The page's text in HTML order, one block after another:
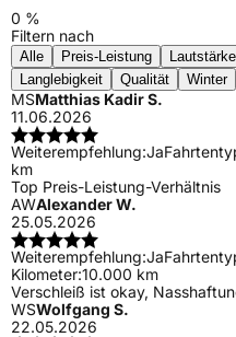
0 %
Filtern nach
Alle Preis-Leistung Lautstärke
Langlebigkeit
Qualität Winter
MSMatthias Kadir S.
11.06.2026
Weiterempfehlung:Ja
km
Top Preis-Leistung-Verhältnis
AWAlexander W.
25.05.2026
Weiterempfehlung:Ja
Kilometer:10.000 km
Verschleiß ist okay,
WSWolfgang S.
22.05.2026